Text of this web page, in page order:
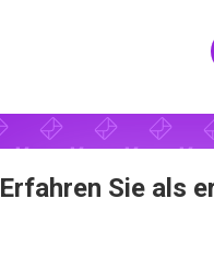
Erfahren Sie als